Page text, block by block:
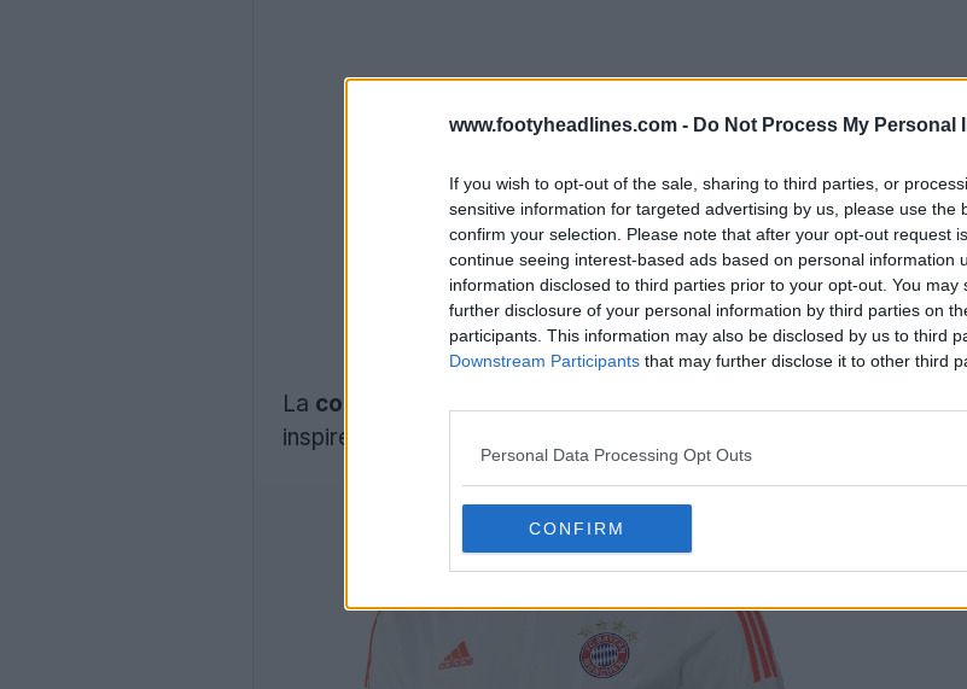
www.footyheadlines.com - Do Not Process My Personal
If you wish to opt-out of the sale, sharing to third parties, or
sensitive information for targeted advertising by us, please use the
confirm your selection. Please note that after your opt-out request
continue seeing interest-based ads based on personal information
information disclosed to third parties prior to your opt-out. You
further disclosure of your personal information by third parties on
participants. This information may also be disclosed by us to third
Downstream Participants that may further disclose it to other third
Personal Data Processing Opt Outs
CONFIRM
La collection rétro Adidas Bayern München 2026se décline
inspirée du maillot du Bayern de la saison 2012-13 – il y a près de